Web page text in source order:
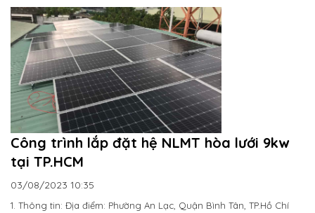
Công trình lắp đặt hệ NLMT hòa lưới 9kw
tại TP.HCM
03/08/2023 10:35
1. Thông tin: Địa điểm: Phường An Lạc, Quận Bình Tân, TP.Hồ Chí